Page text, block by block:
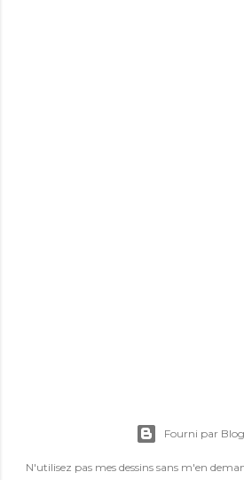
Fourni par
N'utilisez pas mes dessins sans m'en